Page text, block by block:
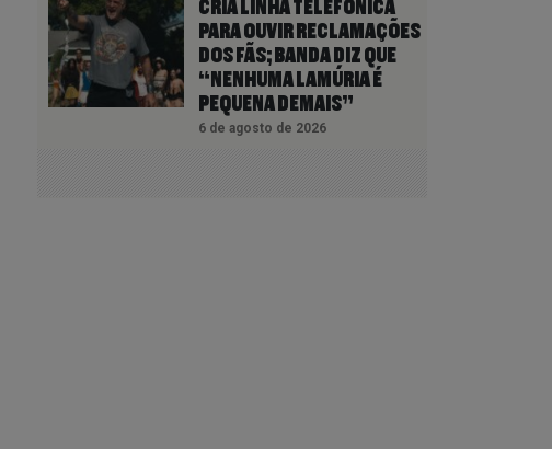
CRIA LINHA TELEFÔNICA
PARA OUVIR RECLAMAÇÕES
DOS FÃS; BANDA DIZ QUE
“NENHUMA LAMÚRIA É
PEQUENA DEMAIS”
6 de agosto de 2026